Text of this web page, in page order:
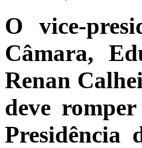
O vice-
Câmara,
Renan
deve
Presidência